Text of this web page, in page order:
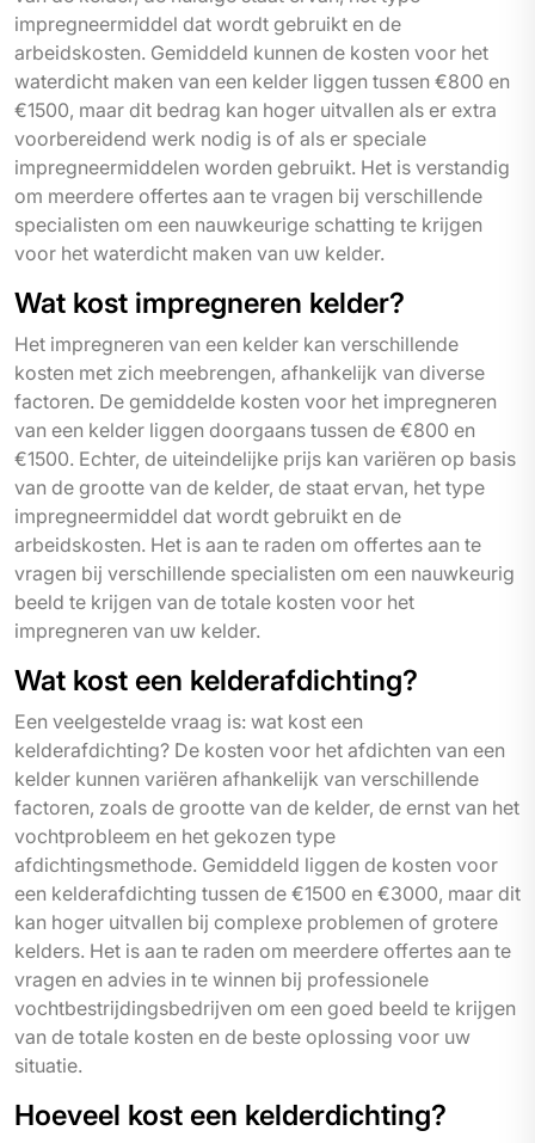
impregneermiddel dat wordt gebruikt en de
arbeidskosten. Gemiddeld kunnen de kosten voor het
waterdicht maken van een kelder liggen tussen €800 en
€1500, maar dit bedrag kan hoger uitvallen als er extra
voorbereidend werk nodig is of als er speciale
impregneermiddelen worden gebruikt. Het is verstandig
om meerdere offertes aan te vragen bij verschillende
specialisten om een nauwkeurige schatting te krijgen
voor het waterdicht maken van uw kelder.
Wat kost impregneren kelder?
Het impregneren van een kelder kan verschillende
kosten met zich meebrengen, afhankelijk van diverse
factoren. De gemiddelde kosten voor het impregneren
van een kelder liggen doorgaans tussen de €800 en
€1500. Echter, de uiteindelijke prijs kan variëren op basis
van de grootte van de kelder, de staat ervan, het type
impregneermiddel dat wordt gebruikt en de
arbeidskosten. Het is aan te raden om offertes aan te
vragen bij verschillende specialisten om een nauwkeurig
beeld te krijgen van de totale kosten voor het
impregneren van uw kelder.
Wat kost een kelderafdichting?
Een veelgestelde vraag is: wat kost een
kelderafdichting? De kosten voor het afdichten van een
kelder kunnen variëren afhankelijk van verschillende
factoren, zoals de grootte van de kelder, de ernst van het
vochtprobleem en het gekozen type
afdichtingsmethode. Gemiddeld liggen de kosten voor
een kelderafdichting tussen de €1500 en €3000, maar dit
kan hoger uitvallen bij complexe problemen of grotere
kelders. Het is aan te raden om meerdere offertes aan te
vragen en advies in te winnen bij professionele
vochtbestrijdingsbedrijven om een goed beeld te krijgen
van de totale kosten en de beste oplossing voor uw
situatie.
Hoeveel kost een kelderdichting?